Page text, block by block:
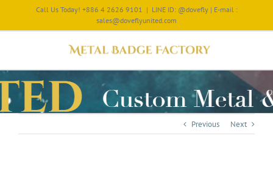
Call Us Today! +886 4 2626 9101 | LINE ID: @dovefly | E-mail :
sales@doveflyunited.com
Previous Next